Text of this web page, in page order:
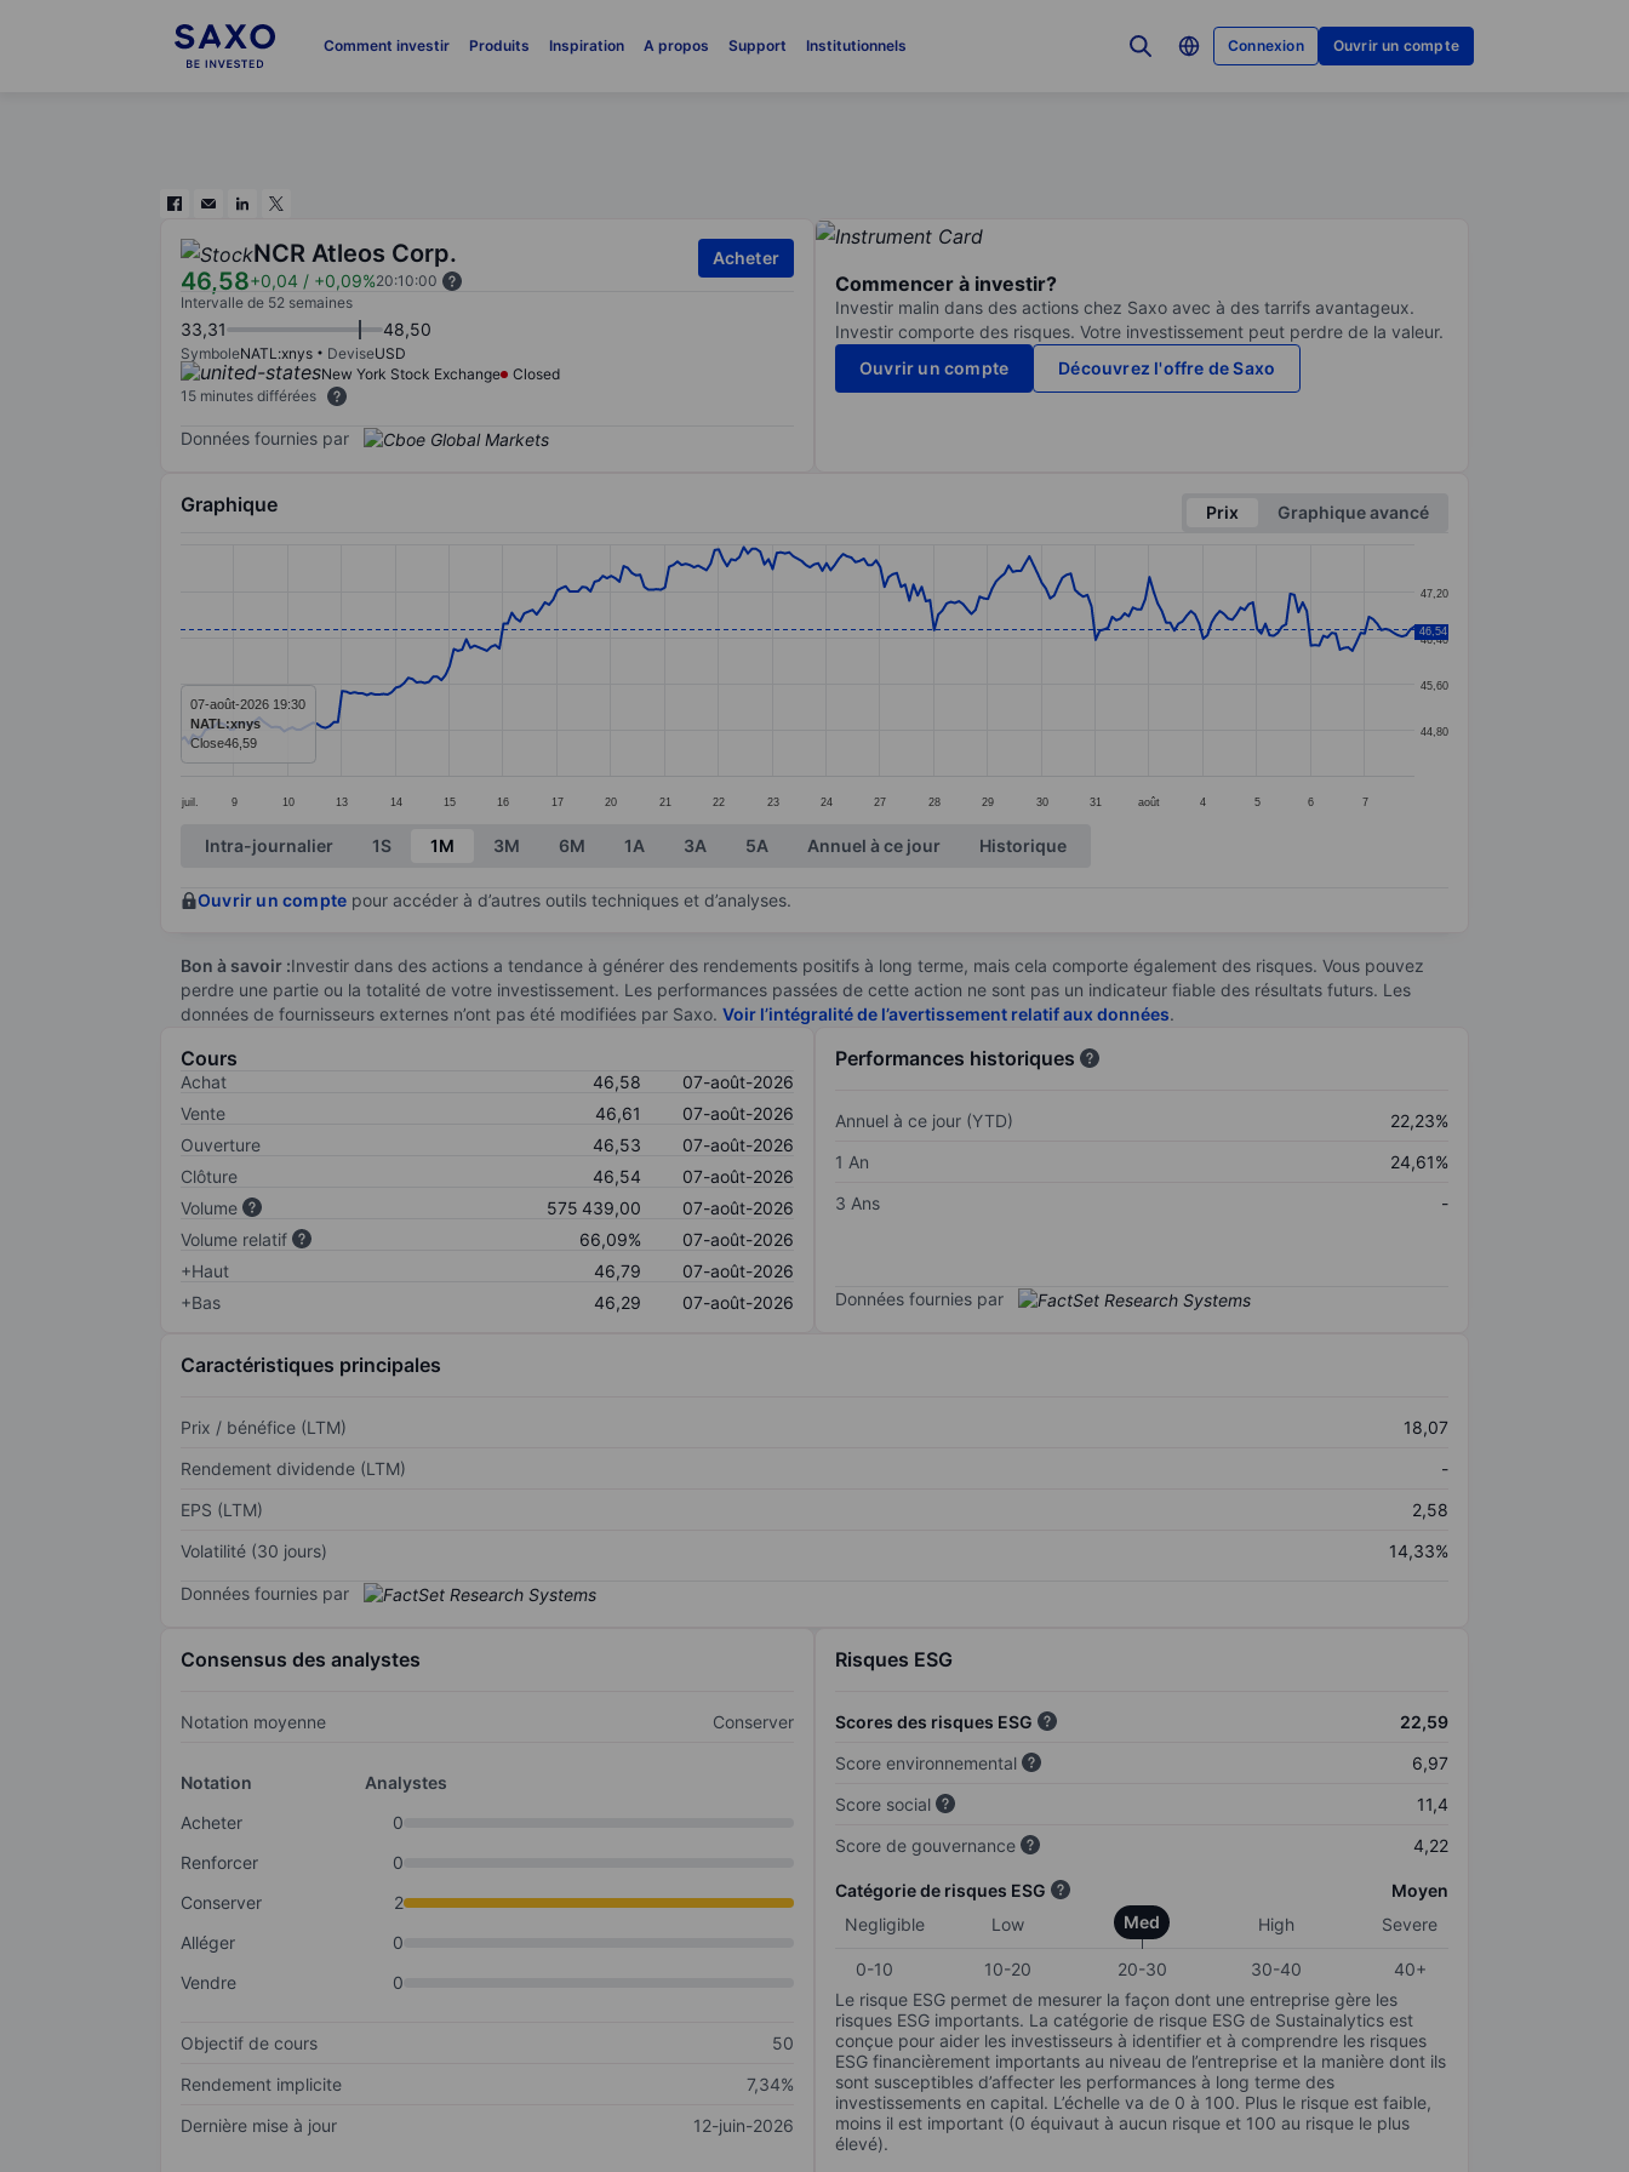
Comment investir Produits Inspiration A propos Support Institutionnels Connexion Ouvrir un compte
NCR Atleos Corp.
46,58+0,04 / +0,09%20:10:00
Acheter
Intervalle de 52 semaines
33,31 48,50
SymboleNATL:xnys DeviseUSD
New York Stock Exchange
Closed
15 minutes différées
Données fournies par
Commencer à investir?
Investir malin dans des actions chez Saxo avec à des tarrifs avantageux.
Investir comporte des risques. Votre investissement peut perdre de la valeur.
Ouvrir un compte
Découvrez l'offre de Saxo
Graphique Prix
Graphique avancé
The chart has 1 X axis displaying categories.
The chart has 1 Y axis displaying values. Data ranges from 44.56 to 47.97.
juil. 9 10 13 14 15 16 17 20 21 22 23 24 27 28 29 30 31 août 4 5 6 7
44,80
45,60
46,40
47,20
46,54
07-août-2026 19:30
NATL:xnys
Close46,59
End of interactive chart.
Intra-journalier 1S 1M 3M 6M 1A 3A 5A Annuel à ce jour Historique
Ouvrir un compte pour accéder à d’autres outils techniques et d’analyses.
Bon à savoir :Investir dans des actions a tendance à générer des rendements positifs à long terme, mais cela comporte également des risques. Vous pouvez
perdre une partie ou la totalité de votre investissement. Les performances passées de cette action ne sont pas un indicateur fiable des résultats futurs. Les
données de fournisseurs externes n’ont pas été modifiées par Saxo. Voir l’intégralité de l’avertissement relatif aux données.
Cours
Achat 46,58
07-août-2026
Vente
46,61
07-août-2026
Ouverture
46,53
07-août-2026
Clôture
46,54
07-août-2026
Volume
575 439,00
07-août-2026
Volume relatif
66,09%
07-août-2026
+Haut
46,79
07-août-2026
+Bas
46,29 07-août-2026
Performances historiques
Annuel à ce jour (YTD)
22,23%
1 An
24,61%
3 Ans
-
Données fournies par
Caractéristiques principales
Prix / bénéfice (LTM)
18,07
Rendement dividende (LTM)
-
EPS (LTM)
2,58
Volatilité (30 jours)
14,33%
Données fournies par
Consensus des analystes
Notation moyenne Conserver
Notation
Analystes
Acheter
0
Renforcer
0
Conserver
2
Alléger
0
Vendre
0
Objectif de cours
50
Rendement implicite
7,34%
Dernière mise à jour
12-juin-2026
Risques ESG
Scores des risques ESG
22,59
Score environnemental
6,97
Score social
11,4
Score de gouvernance
4,22
Catégorie de risques ESG
Moyen
Negligible
Low Med High Severe
0-10 10-20 20-30 30-40
40+
Le risque ESG permet de mesurer la façon dont une entreprise gère les
risques ESG importants. La catégorie de risque ESG de Sustainalytics est
conçue pour aider les investisseurs à identifier et à comprendre les risques
ESG financièrement importants au niveau de l’entreprise et la manière dont ils
sont susceptibles d’affecter les performances à long terme des
investissements en capital. L’échelle va de 0 à 100. Plus le risque est faible,
moins il est important (0 équivaut à aucun risque et 100 au risque le plus
élevé).